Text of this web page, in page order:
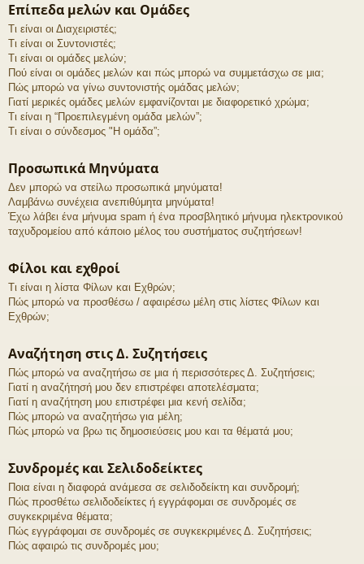
Επίπεδα μελών και Ομάδες
Τι είναι οι Διαχειριστές;
Τι είναι οι Συντονιστές;
Τι είναι οι ομάδες μελών;
Πού είναι οι ομάδες μελών και πώς μπορώ να συμμετάσχω σε μια;
Πώς μπορώ να γίνω συντονιστής ομάδας μελών;
Γιατί μερικές ομάδες μελών εμφανίζονται με διαφορετικό χρώμα;
Τι είναι η “Προεπιλεγμένη ομάδα μελών”;
Τι είναι ο σύνδεσμος "Η ομάδα”;
Προσωπικά Μηνύματα
Δεν μπορώ να στείλω προσωπικά μηνύματα!
Λαμβάνω συνέχεια ανεπιθύμητα μηνύματα!
Έχω λάβει ένα μήνυμα spam ή ένα προσβλητικό μήνυμα ηλεκτρονικού
ταχυδρομείου από κάποιο μέλος του συστήματος συζητήσεων!
Φίλοι και εχθροί
Τι είναι η λίστα Φίλων και Εχθρών;
Πώς μπορώ να προσθέσω / αφαιρέσω μέλη στις λίστες Φίλων και
Εχθρών;
Αναζήτηση στις Δ. Συζητήσεις
Πώς μπορώ να αναζητήσω σε μια ή περισσότερες Δ. Συζητήσεις;
Γιατί η αναζήτησή μου δεν επιστρέφει αποτελέσματα;
Γιατί η αναζήτηση μου επιστρέφει μια κενή σελίδα;
Πώς μπορώ να αναζητήσω για μέλη;
Πώς μπορώ να βρω τις δημοσιεύσεις μου και τα θέματά μου;
Συνδρομές και Σελιδοδείκτες
Ποια είναι η διαφορά ανάμεσα σε σελιδοδείκτη και συνδρομή;
Πώς προσθέτω σελιδοδείκτες ή εγγράφομαι σε συνδρομές σε
συγκεκριμένα θέματα;
Πώς εγγράφομαι σε συνδρομές σε συγκεκριμένες Δ. Συζητήσεις;
Πώς αφαιρώ τις συνδρομές μου;